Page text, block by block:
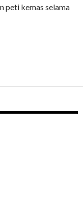
peti kemas selama